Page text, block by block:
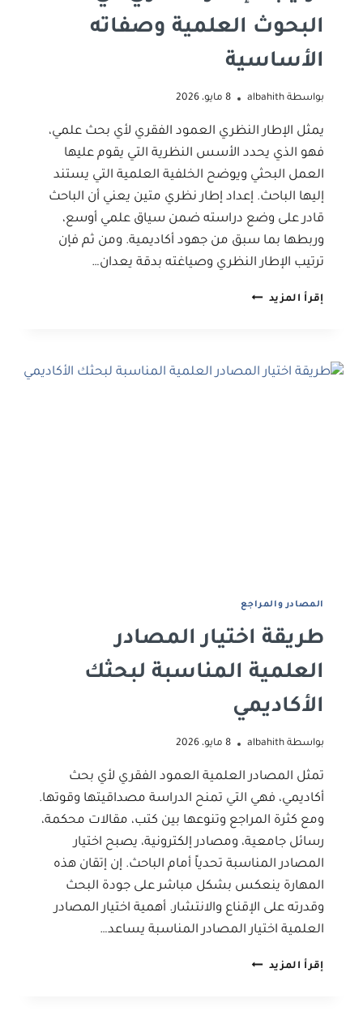
البحوث العلمية وصفاته
الأساسية
بواسطة albahith 8 مايو، 2026
يمثل الإطار النظري العمود الفقري لأي بحث علمي،
فهو الذي يحدد الأسس النظرية التي يقوم عليها
العمل البحثي ويوضح الخلفية العلمية التي يستند
إليها الباحث. إعداد إطار نظري متين يعني أن الباحث
قادر على وضع دراسته ضمن سياق علمي أوسع،
وربطها بما سبق من جهود أكاديمية. ومن ثم فإن
ترتيب الإطار النظري وصياغته بدقة يعدان…
إقرأ المزيد ترتيب
البحوث
العلمية
اﻟﻤﺼﺎدر واﻟﻤﺮاﺟﻊ
طريقة اختيار المصادر
العلمية المناسبة لبحثك
الأكاديمي
بواسطة albahith 8 مايو، 2026
تمثل المصادر العلمية العمود الفقري لأي بحث
أكاديمي، فهي التي تمنح الدراسة مصداقيتها وقوتها.
ومع كثرة المراجع وتنوعها بين كتب، مقالات محكمة،
رسائل جامعية، ومصادر إلكترونية، يصبح اختيار
المصادر المناسبة تحدياً أمام الباحث. إن إتقان هذه
المهارة ينعكس بشكل مباشر على جودة البحث
وقدرته على الإقناع والانتشار. أهمية اختيار المصادر
العلمية اختيار المصادر المناسبة يساعد…
إقرأ المزيد طريقة